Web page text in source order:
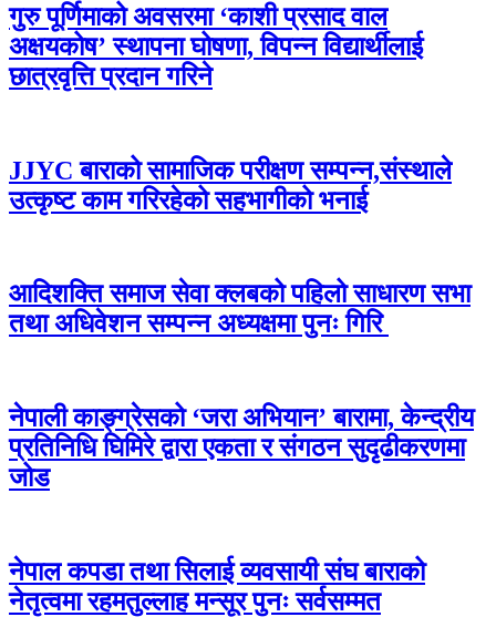
गुरु पूर्णिमाको अवसरमा ‘काशी प्रसाद वाल
अक्षयकोष’ स्थापना घोषणा, विपन्न विद्यार्थीलाई
छात्रवृत्ति प्रदान गरिने
JJYC बाराको सामाजिक परीक्षण सम्पन्न,संस्थाले
उत्कृष्ट काम गरिरहेको सहभागीको भनाई
आदिशक्ति समाज सेवा क्लबको पहिलो साधारण सभा
तथा अधिवेशन सम्पन्न अध्यक्षमा पुनः गिरि
नेपाली काङ्ग्रेसको ‘जरा अभियान’ बारामा, केन्द्रीय
प्रतिनिधि घिमिरे द्वारा एकता र संगठन सुदृढीकरणमा
जोड
नेपाल कपडा तथा सिलाई व्यवसायी संघ बाराको
नेतृत्वमा रहमतुल्लाह मन्सूर पुनः सर्वसम्मत